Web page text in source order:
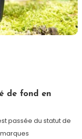
de fond en
passée du statut de